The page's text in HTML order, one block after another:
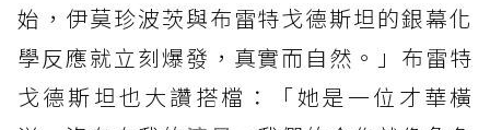
始，伊莫珍波茨與布雷特戈德斯坦的銀幕化
學反應就立刻爆發，真實而自然。」布雷特
戈德斯坦也大讚搭檔：「她是一位才華橫